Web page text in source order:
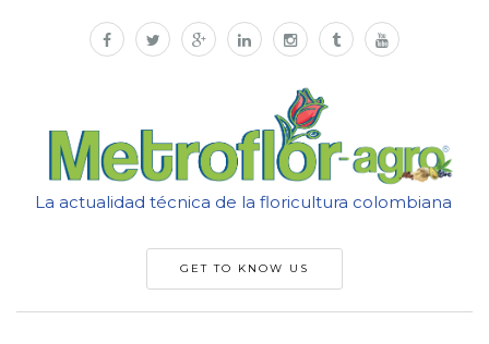
La actualidad técnica de la floricultura colombiana
GET TO KNOW US